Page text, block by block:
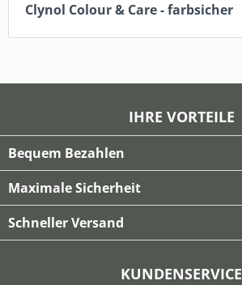
Clynol Colour & Care - farbsicher
IHRE VORTEILE
Bequem Bezahlen
Maximale Sicherheit
Schneller Versand
KUNDENSERVICE